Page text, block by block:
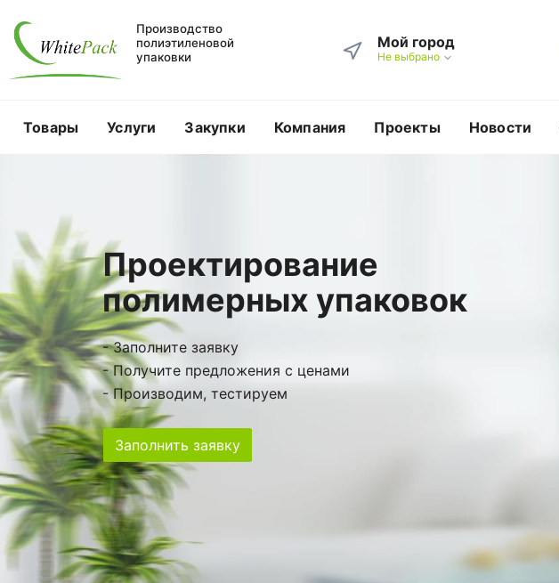
Производство
полиэтиленовой
упаковки
Мой город
Не выбрано
Товары Услуги Закупки Компания Проекты Новости
Проектирование
полимерных упаковок
- Заполните заявку
- Получите предложения с ценами
- Производим, тестируем
Заполнить заявку